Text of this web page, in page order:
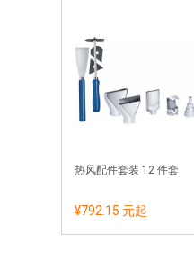
热风配件套装 12 件套
¥792.15 元起